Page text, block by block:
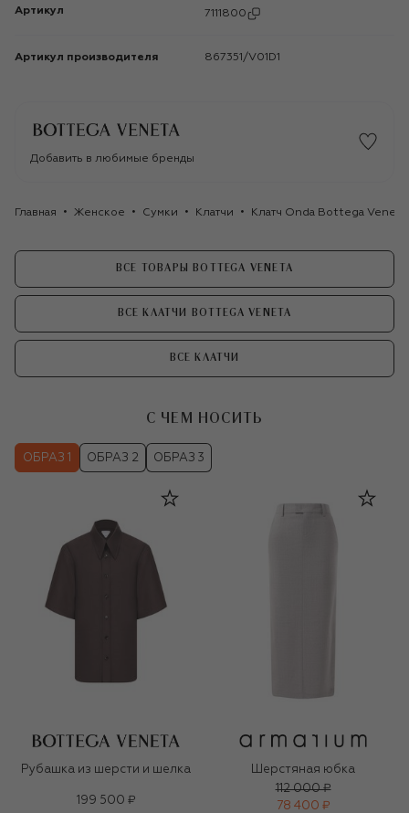
Артикул 7111800
Артикул производителя 867351/V01D1
Добавить в любимые бренды
Главная Женское Сумки Клатчи Клатч Onda Bottega Veneta
ВСЕ ТОВАРЫ BOTTEGA VENETA
ВСЕ КЛАТЧИ BOTTEGA VENETA
ВСЕ КЛАТЧИ
С ЧЕМ НОСИТЬ
ОБРАЗ 1 ОБРАЗ 2 ОБРАЗ 3
Рубашка из шерсти и шелка
199 500 ₽
Шерстяная юбка
112 000 ₽
78 400 ₽